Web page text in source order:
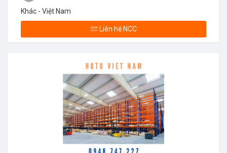
Khác - Việt Nam
Liên hệ NCC